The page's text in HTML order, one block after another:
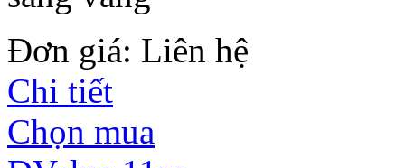
Đơn giá: Liên hệ
Chi tiết
Chọn mua